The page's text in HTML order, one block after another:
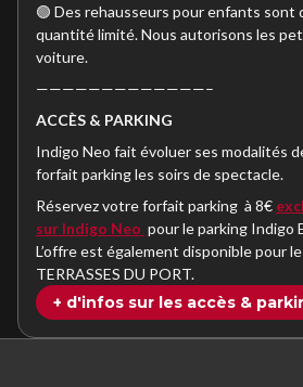
🟢 Des rehausseurs pour enfants sont
quantité limité. Nous autorisons les
voiture.
—————————————–
ACCÈS & PARKING
Indigo Neo fait évoluer ses modalités
forfait parking les soirs de spectacle.
Réservez votre forfait parking à 8€
sur Indigo Neo pour le parking Indigo
L’offre est également disponible pour
TERRASSES DU PORT.
+ d'infos sur les accès &